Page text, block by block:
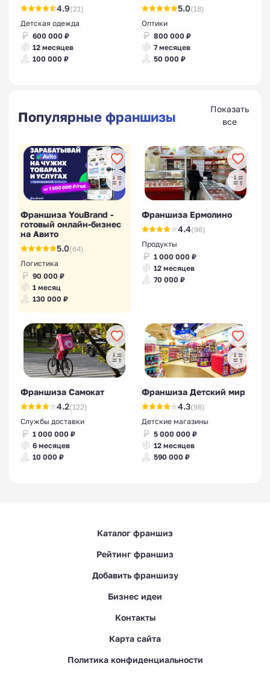
4.9(21)
Детская одежда
600 000 ₽
12 месяцев
100 000 ₽
5.0(18)
Оптики
800 000 ₽
7 месяцев
50 000 ₽
Популярные франшизы
Показать
все
Франшиза YouBrand -
готовый онлайн-бизнес
на Авито
5.0(64)
Логистика
90 000 ₽
1 месяц
130 000 ₽
Франшиза Ермолино
4.4(96)
Продукты
1 000 000 ₽
12 месяцев
70 000 ₽
Франшиза Самокат
4.2(122)
Службы доставки
1 000 000 ₽
6 месяцев
10 000 ₽
Франшиза Детский мир
4.3(98)
Детские магазины
5 000 000 ₽
12 месяцев
590 000 ₽
Каталог франшиз
Рейтинг франшиз
Добавить франшизу
Бизнес идеи
Контакты
Карта сайта
Политика конфиденциальности